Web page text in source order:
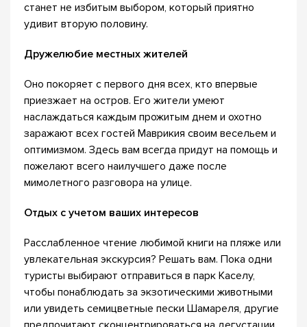
станет не избитым выбором, который приятно
удивит вторую половину.
Дружелюбие местных жителей
Оно покоряет с первого дня всех, кто впервые
приезжает на остров. Его жители умеют
наслаждаться каждым прожитым днем и охотно
заражают всех гостей Маврикия своим весельем и
оптимизмом. Здесь вам всегда придут на помощь и
пожелают всего наилучшего даже после
мимолетного разговора на улице.
Отдых с учетом ваших интересов
Расслабленное чтение любимой книги на пляже или
увлекательная экскурсия? Решать вам. Пока одни
туристы выбирают отправиться в парк Каселу,
чтобы понаблюдать за экзотическими животными
или увидеть семицветные пески Шамареля, другие